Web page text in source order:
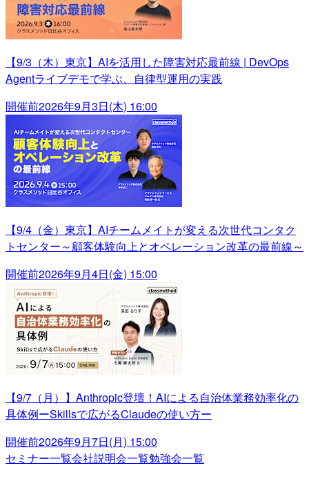
【9/3（木）東京】AIを活用した障害対応最前線 | DevOps
Agentライブデモで学ぶ、自律型運用の実践
開催前2026年9月3日(木) 16:00
【9/4（金）東京】AIチームメイトが変える次世代コンタク
トセンター～顧客体験向上とオペレーション改革の最前線～
開催前2026年9月4日(金) 15:00
【9/7（月）】Anthropic登壇！AIによる自治体業務効率化の
具体例ーSkillsで広がるClaudeの使い方ー
開催前2026年9月7日(月) 15:00
セミナー一覧会社説明会一覧勉強会一覧